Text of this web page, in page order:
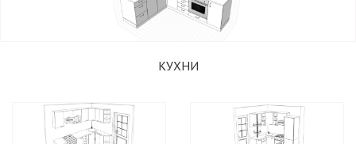
КУХНИ